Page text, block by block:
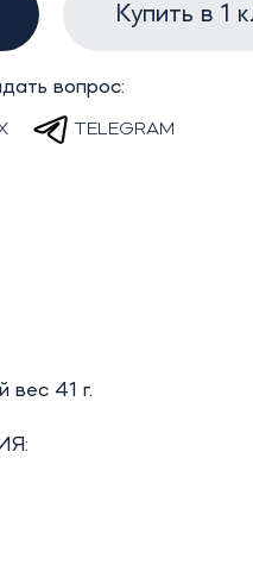
Купить в 1
вопрос:
TELEGRAM
41 г.